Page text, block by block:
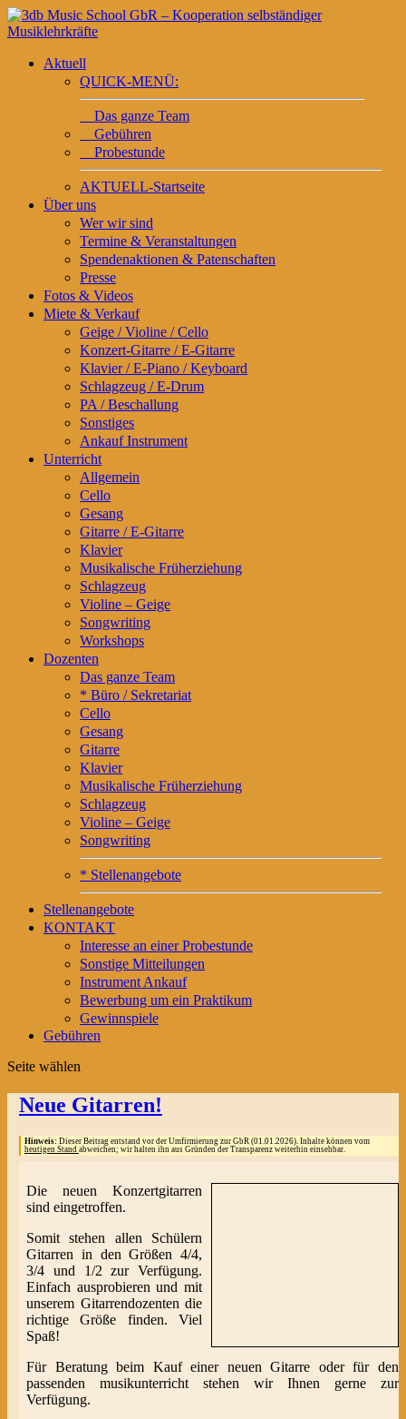
Aktuell
QUICK-MENÜ:
Das ganze Team
Gebühren
Probestunde
AKTUELL-Startseite
Über uns
Wer wir sind
Termine & Veranstaltungen
Spendenaktionen & Patenschaften
Presse
Fotos & Videos
Miete & Verkauf
Geige / Violine / Cello
Konzert-Gitarre / E-Gitarre
Klavier / E-Piano / Keyboard
Schlagzeug / E-Drum
PA / Beschallung
Sonstiges
Ankauf Instrument
Unterricht
Allgemein
Cello
Gesang
Gitarre / E-Gitarre
Klavier
Musikalische Früherziehung
Schlagzeug
Violine – Geige
Songwriting
Workshops
Dozenten
Das ganze Team
* Büro / Sekretariat
Cello
Gesang
Gitarre
Klavier
Musikalische Früherziehung
Schlagzeug
Violine – Geige
Songwriting
* Stellenangebote
Stellenangebote
KONTAKT
Interesse an einer Probestunde
Sonstige Mitteilungen
Instrument Ankauf
Bewerbung um ein Praktikum
Gewinnspiele
Gebühren
Seite wählen
Neue Gitarren!
Hinweis: Dieser Beitrag entstand vor der Umfirmierung zur GbR (01.01.2026). Inhalte können vom
heutigen Stand abweichen; wir halten ihn aus Gründen der Transparenz weiterhin einsehbar.
Die neuen Konzertgitarren
sind eingetroffen.
Somit stehen allen Schülern
Gitarren in den Größen 4/4,
3/4 und 1/2 zur Verfügung.
Einfach ausprobieren und mit
unserem Gitarrendozenten die
richtige Größe finden. Viel
Spaß!
Für Beratung beim Kauf einer neuen Gitarre oder für den
passenden musikunterricht stehen wir Ihnen gerne zur
Verfügung.